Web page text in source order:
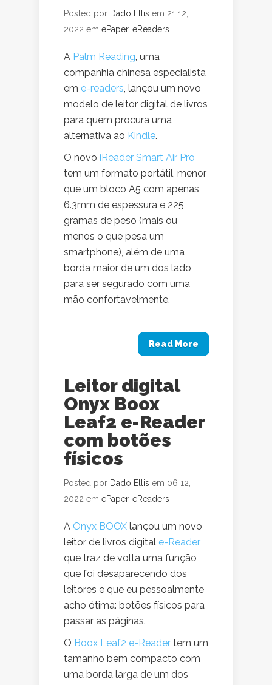
Posted por Dado Ellis em 21 12,
2022 em ePaper, eReaders
A Palm Reading, uma
companhia chinesa especialista
em e-readers, lançou um novo
modelo de leitor digital de livros
para quem procura uma
alternativa ao Kindle.
O novo iReader Smart Air Pro
tem um formato portátil, menor
que um bloco A5 com apenas
6.3mm de espessura e 225
gramas de peso (mais ou
menos o que pesa um
smartphone), além de uma
borda maior de um dos lado
para ser segurado com uma
mão confortavelmente.
Read More
Leitor digital
Onyx Boox
Leaf2 e-Reader
com botões
físicos
Posted por Dado Ellis em 06 12,
2022 em ePaper, eReaders
A Onyx BOOX lançou um novo
leitor de livros digital e-Reader
que traz de volta uma função
que foi desaparecendo dos
leitores e que eu pessoalmente
acho ótima: botões físicos para
passar as páginas.
O Boox Leaf2 e-Reader tem um
tamanho bem compacto com
uma borda larga de um dos